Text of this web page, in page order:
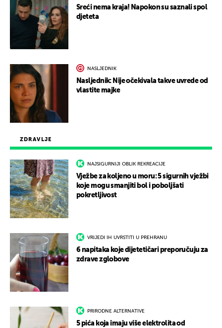
ZDRAVLJE
NAJSIGURNIJI OBLIK REKREACIJE
Vježbe za koljeno u moru: 5 sigurnih vježbi
koje mogu smanjiti bol i poboljšati
pokretljivost
VRIJEDI IH UVRSTITI U PREHRANU
6 napitaka koje dijetetičari preporučuju za
zdrave zglobove
PRIRODNE ALTERNATIVE
5 pića koja imaju više elektrolita od
Sreći nema kraja! Napokon su saznali spol
djeteta
NASLJEDNIK
Nasljednik: Nije očekivala takve uvrede od
vlastite majke